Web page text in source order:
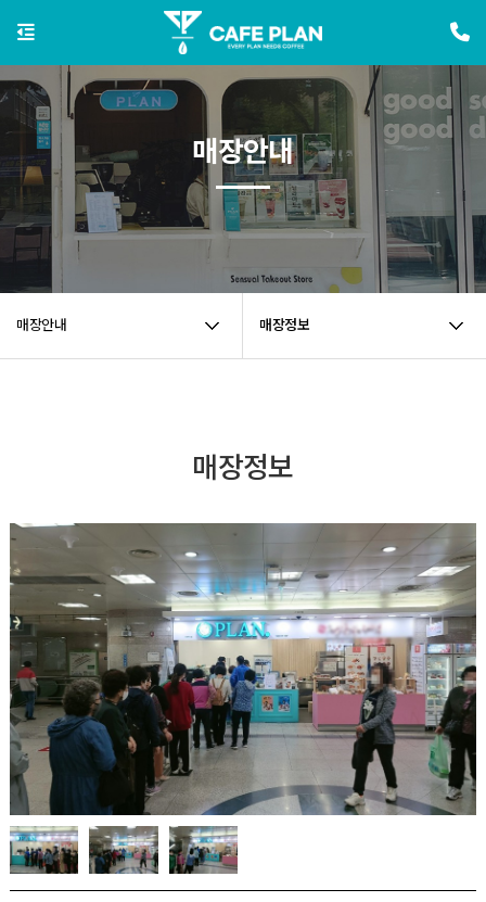
매장안내 매장정보
매장안내
매장정보